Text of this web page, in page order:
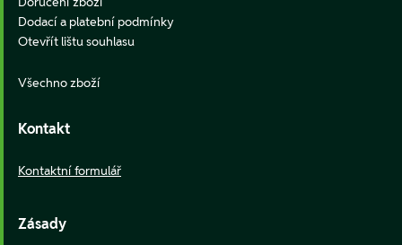
Dodací a platební podmínky
Otevřít lištu souhlasu
Všechno zboží
Kontakt
Kontaktní formulář
Zásady